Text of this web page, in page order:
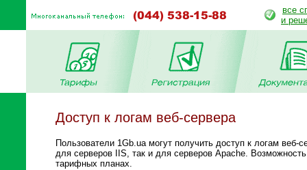
все
и
Доступ к логам веб-сервера
Пользователи 1Gb.ua могут получить доступ к логам веб-
для серверов IIS, так и для серверов Apache.
тарифных планах.